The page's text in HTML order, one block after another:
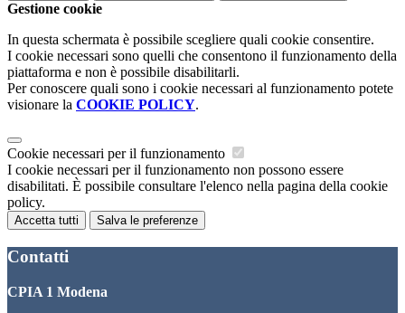
Gestione cookie
In questa schermata è possibile scegliere quali cookie consentire.
I cookie necessari sono quelli che consentono il funzionamento della
piattaforma e non è possibile disabilitarli.
Per conoscere quali sono i cookie necessari al funzionamento potete
visionare la COOKIE POLICY.
Cookie necessari per il funzionamento
I cookie necessari per il funzionamento non possono essere
disabilitati. È possibile consultare l'elenco nella pagina della cookie
policy.
Accetta tutti Salva le preferenze
Contatti
CPIA 1 Modena